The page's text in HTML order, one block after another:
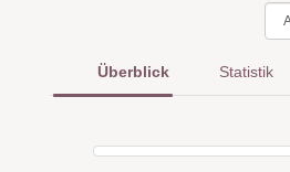
Überblick Statistik